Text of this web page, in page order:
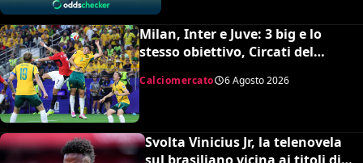
Milan, Inter e Juve: 3 big e lo
stesso obiettivo, Circati del
Calciomercato 6 Agosto 2026
Svolta Vinicius Jr, la telenovela